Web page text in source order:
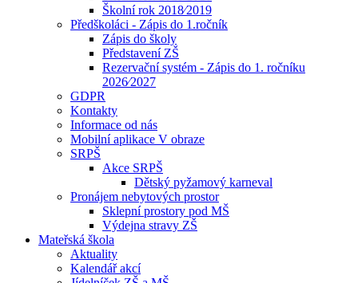
Školní rok 2018⁄2019
Předškoláci - Zápis do 1.ročník
Zápis do školy
Představení ZŠ
Rezervační systém - Zápis do 1. ročníku
2026⁄2027
GDPR
Kontakty
Informace od nás
Mobilní aplikace V obraze
SRPŠ
Akce SRPŠ
Dětský pyžamový karneval
Pronájem nebytových prostor
Sklepní prostory pod MŠ
Výdejna stravy ZŠ
Mateřská škola
Aktuality
Kalendář akcí